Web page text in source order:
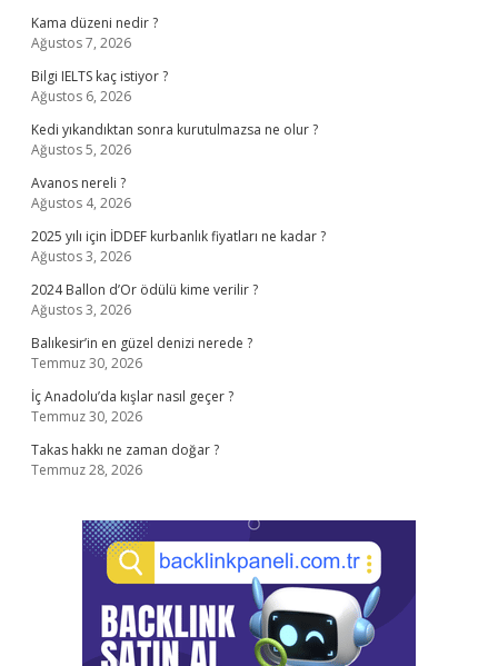
Kama düzeni nedir ?
Ağustos 7, 2026
Bilgi IELTS kaç istiyor ?
Ağustos 6, 2026
Kedi yıkandıktan sonra kurutulmazsa ne olur ?
Ağustos 5, 2026
Avanos nereli ?
Ağustos 4, 2026
2025 yılı için İDDEF kurbanlık fiyatları ne kadar ?
Ağustos 3, 2026
2024 Ballon d’Or ödülü kime verilir ?
Ağustos 3, 2026
Balıkesir’in en güzel denizi nerede ?
Temmuz 30, 2026
İç Anadolu’da kışlar nasıl geçer ?
Temmuz 30, 2026
Takas hakkı ne zaman doğar ?
Temmuz 28, 2026